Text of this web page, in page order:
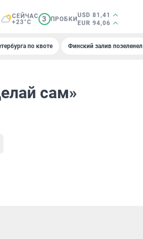
СЕЙЧАС
+23°C
3 ПРОБКИ
USD 81,41
EUR 94,06
по квоте Финский залив позеленел
сам»